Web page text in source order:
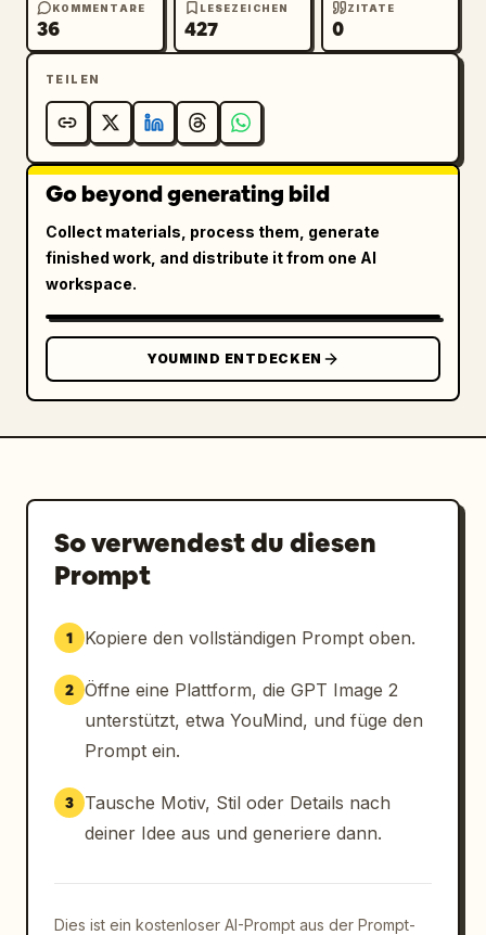
KOMMENTARE
36
LESEZEICHEN
427
ZITATE
0
TEILEN
Go beyond generating bild
Collect materials, process them, generate
finished work, and distribute it from one AI
workspace.
YOUMIND ENTDECKEN
So verwendest du diesen
Prompt
1 Kopiere den vollständigen Prompt oben.
2 Öffne eine Plattform, die GPT Image 2
unterstützt, etwa YouMind, und füge den
Prompt ein.
3
Tausche Motiv, Stil oder Details nach
deiner Idee aus und generiere dann.
Dies ist ein kostenloser AI-Prompt aus der Prompt-